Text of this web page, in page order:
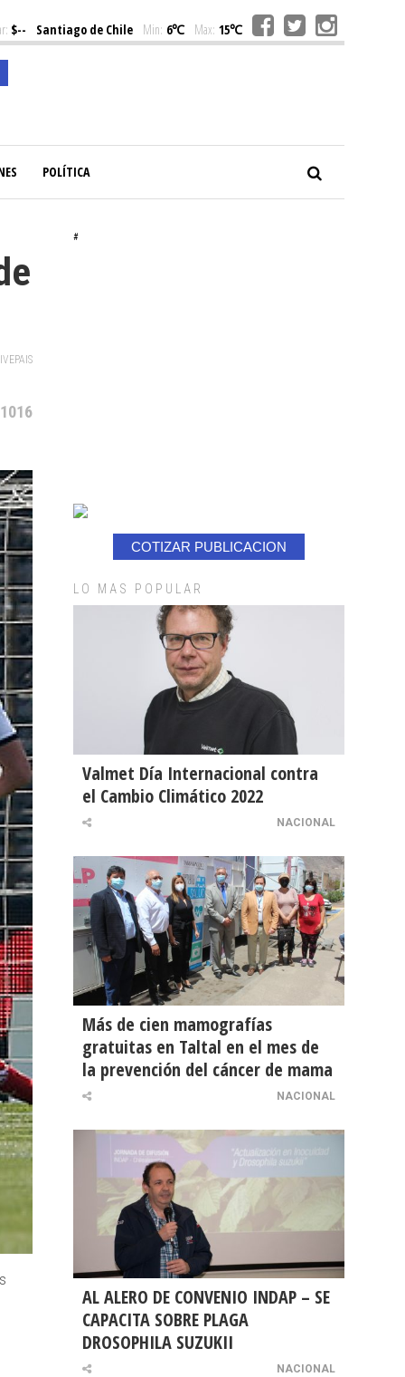
$-- Santiago de Chile Min: 6℃ Max: 15℃
POLÍTICA
#
COTIZAR PUBLICACION
LO MAS POPULAR
Valmet Día Internacional contra
el Cambio Climático 2022
NACIONAL
Más de cien mamografías
gratuitas en Taltal en el mes de
la prevención del cáncer de mama
NACIONAL
AL ALERO DE CONVENIO INDAP – SE
CAPACITA SOBRE PLAGA
DROSOPHILA SUZUKII
NACIONAL